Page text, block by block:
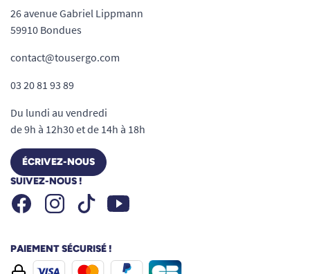
26 avenue Gabriel Lippmann
59910 Bondues
contact@tousergo.com
03 20 81 93 89
Du lundi au vendredi
de 9h à 12h30 et de 14h à 18h
ÉCRIVEZ-NOUS
SUIVEZ-NOUS !
FacebookInstagramTiktok Youtube
PAIEMENT SÉCURISÉ !